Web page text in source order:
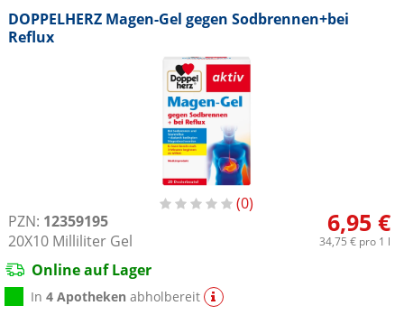
DOPPELHERZ Magen-Gel gegen Sodbrennen+bei
Reflux
0
PZN: 12359195
20X10 Milliliter Gel
6,95 €
34,75 €pro 1 l
Online auf Lager
In4 Apotheken abholbereit